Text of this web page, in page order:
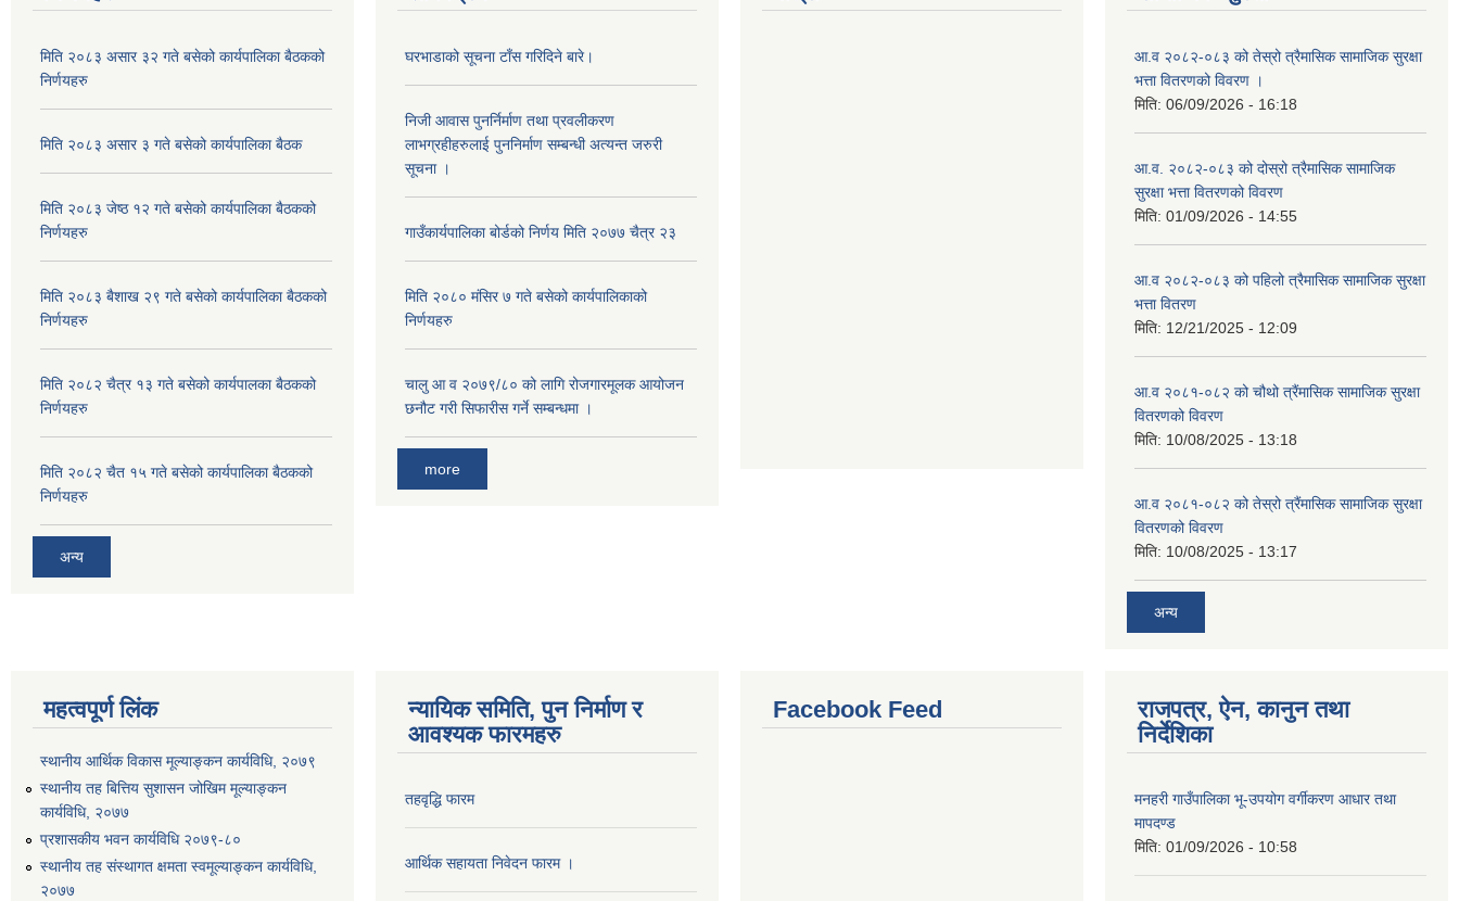
मिति २०८३ असार ३२ गते बसेको कार्यपालिका बैठकको
निर्णयहरु
मिति २०८३ असार ३ गते बसेको कार्यपालिका बैठक
मिति २०८३ जेष्ठ १२ गते बसेको कार्यपालिका बैठकको
निर्णयहरु
मिति २०८३ बैशाख २९ गते बसेको कार्यपालिका बैठकको
निर्णयहरु
मिति २०८२ चैत्र १३ गते बसेको कार्यपालका बैठकको
निर्णयहरु
मिति २०८२ चैत १५ गते बसेको कार्यपालिका बैठकको
निर्णयहरु
अन्य
घरभाडाको सूचना टाँस गरिदिने बारे।
निजी आवास पुनर्निर्माण तथा प्रवलीकरण
लाभग्रहीहरुलाई पुननिर्माण सम्बन्धी अत्यन्त जरुरी
सूचना ।
गाउँकार्यपालिका बोर्डको निर्णय मिति २०७७ चैत्र २३
मिति २०८० मंसिर ७ गते बसेको कार्यपालिकाको
निर्णयहरु
चालु आ व २०७९/८० को लागि रोजगारमूलक आयोजन
छनौट गरी सिफारीस गर्ने सम्बन्धमा ।
more
आ.व २०८२-०८३ को तेस्रो त्रैमासिक सामाजिक सुरक्षा
भत्ता वितरणको विवरण ।
मिति: 06/09/2026 - 16:18
आ.व. २०८२-०८३ को दोस्रो त्रैमासिक सामाजिक
सुरक्षा भत्ता वितरणको विवरण
मिति: 01/09/2026 - 14:55
आ.व २०८२-०८३ को पहिलो त्रैमासिक सामाजिक सुरक्षा
भत्ता वितरण
मिति: 12/21/2025 - 12:09
आ.व २०८१-०८२ को चौथो त्रैंमासिक सामाजिक सुरक्षा
वितरणको विवरण
मिति: 10/08/2025 - 13:18
आ.व २०८१-०८२ को तेस्रो त्रैंमासिक सामाजिक सुरक्षा
वितरणको विवरण
मिति: 10/08/2025 - 13:17
अन्य
महत्वपूर्ण लिंक
स्थानीय आर्थिक विकास मूल्याङ्कन कार्यविधि, २०७९
स्थानीय तह बित्तिय सुशासन जोखिम मूल्याङ्कन
कार्यविधि, २०७७
प्रशासकीय भवन कार्यविधि २०७९-८०
स्थानीय तह संस्थागत क्षमता स्वमूल्याङ्कन कार्यविधि,
२०७७
न्यायिक समिति, पुन निर्माण र
आवश्यक फारमहरु
तहवृद्धि फारम
आर्थिक सहायता निवेदन फारम ।
Facebook Feed
राजपत्र, ऐन, कानुन तथा
निर्देशिका
मनहरी गाउँपालिका भू-उपयोग वर्गीकरण आधार तथा
मापदण्ड
मिति: 01/09/2026 - 10:58